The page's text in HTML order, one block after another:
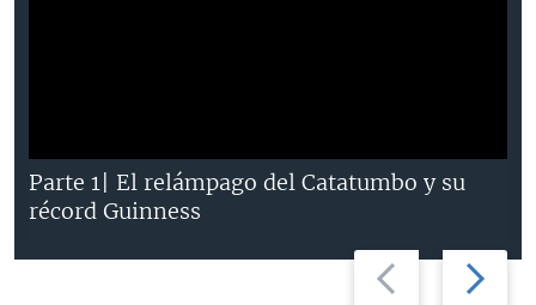
Previous
slide
Next
slide
Parte 1| El relámpago del Catatumbo y su
récord Guinness